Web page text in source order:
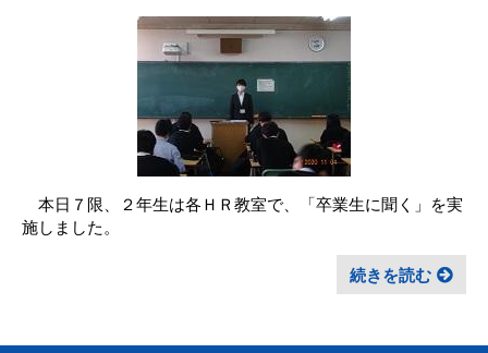
本日７限、２年生は各ＨＲ教室で、「卒業生に聞く」を実
施しました。
続きを読む